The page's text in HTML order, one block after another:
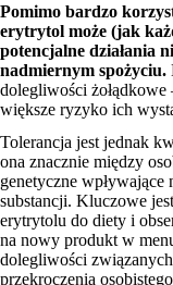
Pomimo bardzo
erytrytol może (jak
potencjalne działania
nadmiernym spożyciu.
dolegliwości
większe ryzyko ich
Tolerancja jest jednak
ona znacznie między
genetyczne wpływające
substancji. Kluczowe
erytrytolu do diety i
na nowy produkt w
dolegliwości
przekroczenia